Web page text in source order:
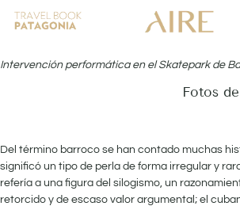
Intervención performática en el Skatepark de
Fotos de
Del término barroco se han contado muchas
significó un tipo de perla de forma irregular y
refería a una figura del silogismo, un
retorcido y de escaso valor argumental; el